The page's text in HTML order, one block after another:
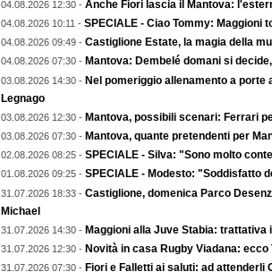
04.08.2026 12:30 - Anche Fiori lascia il Mantova:
04.08.2026 10:11 - SPECIALE - Ciao Tommy: Maggioni
04.08.2026 09:49 - Castiglione Estate, la magia della
04.08.2026 07:30 - Mantova: Dembelé domani si
03.08.2026 14:30 - Nel pomeriggio allenamento a porte
Legnago
03.08.2026 12:30 - Mantova, possibili scenari: Ferrari
03.08.2026 07:30 - Mantova, quante pretendenti per
02.08.2026 08:25 - SPECIALE - Silva: "Sono molto
01.08.2026 09:25 - SPECIALE - Modesto: "Soddisfatto
31.07.2026 18:33 - Castiglione, domenica Parco
Michael
31.07.2026 14:30 - Maggioni alla Juve Stabia: trattativa
31.07.2026 12:30 - Novità in casa Rugby Viadana:
31.07.2026 07:30 - Fiori e Falletti ai saluti: ad attenderli